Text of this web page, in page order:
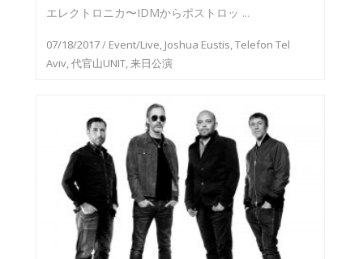
エレクトロニカ〜IDMからポストロッ ...
07/18/2017/ Event/Live, Joshua Eustis,Telefon Tel
Aviv,代官山UNIT,来日公演